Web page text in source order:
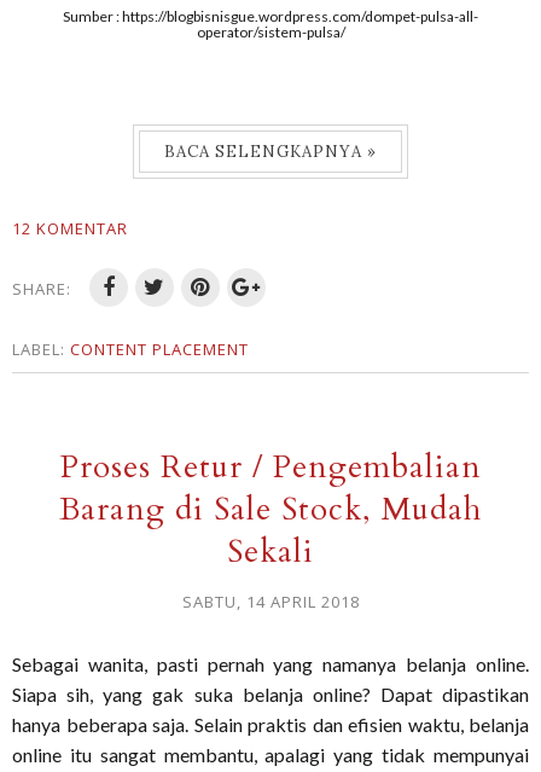
Sumber : https://blogbisnisgue.wordpress.com/dompet-pulsa-all-
operator/sistem-pulsa/
BACA SELENGKAPNYA »
12 KOMENTAR
SHARE:
LABEL: CONTENT PLACEMENT
Proses Retur / Pengembalian
Barang di Sale Stock, Mudah
Sekali
SABTU, 14 APRIL 2018
Sebagai wanita, pasti pernah yang namanya belanja online.
Siapa sih, yang gak suka belanja online? Dapat dipastikan
hanya beberapa saja. Selain praktis dan efisien waktu, belanja
online itu sangat membantu, apalagi yang tidak mempunyai